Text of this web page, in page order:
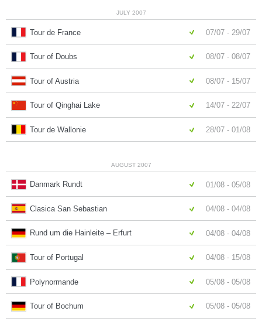
JULY 2007
Tour de France 07/07 - 29/07
Tour of Doubs 08/07 - 08/07
Tour of Austria 08/07 - 15/07
Tour of Qinghai Lake 14/07 - 22/07
Tour de Wallonie 28/07 - 01/08
AUGUST 2007
Danmark Rundt 01/08 - 05/08
Clasica San Sebastian 04/08 - 04/08
Rund um die Hainleite – Erfurt 04/08 - 04/08
Tour of Portugal 04/08 - 15/08
Polynormande 05/08 - 05/08
Tour of Bochum 05/08 - 05/08